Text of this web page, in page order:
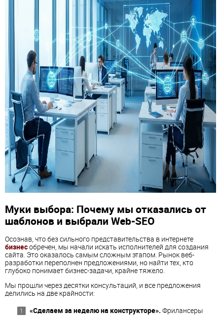
Муки выбора: Почему мы отказались от
шаблонов и выбрали Web-SEO
Осознав, что без сильного представительства в интернете
бизнесобречен, мы начали искать исполнителей для создания
сайта. Это оказалось самым сложным этапом. Рынок веб-
разработки переполнен предложениями, но найти тех, кто
глубоко понимает бизнес-задачи, крайне тяжело.
Мы прошли через десятки консультаций, и все предложения
делились на две крайности:
«Сделаем за неделю на конструкторе». Фрилансеры